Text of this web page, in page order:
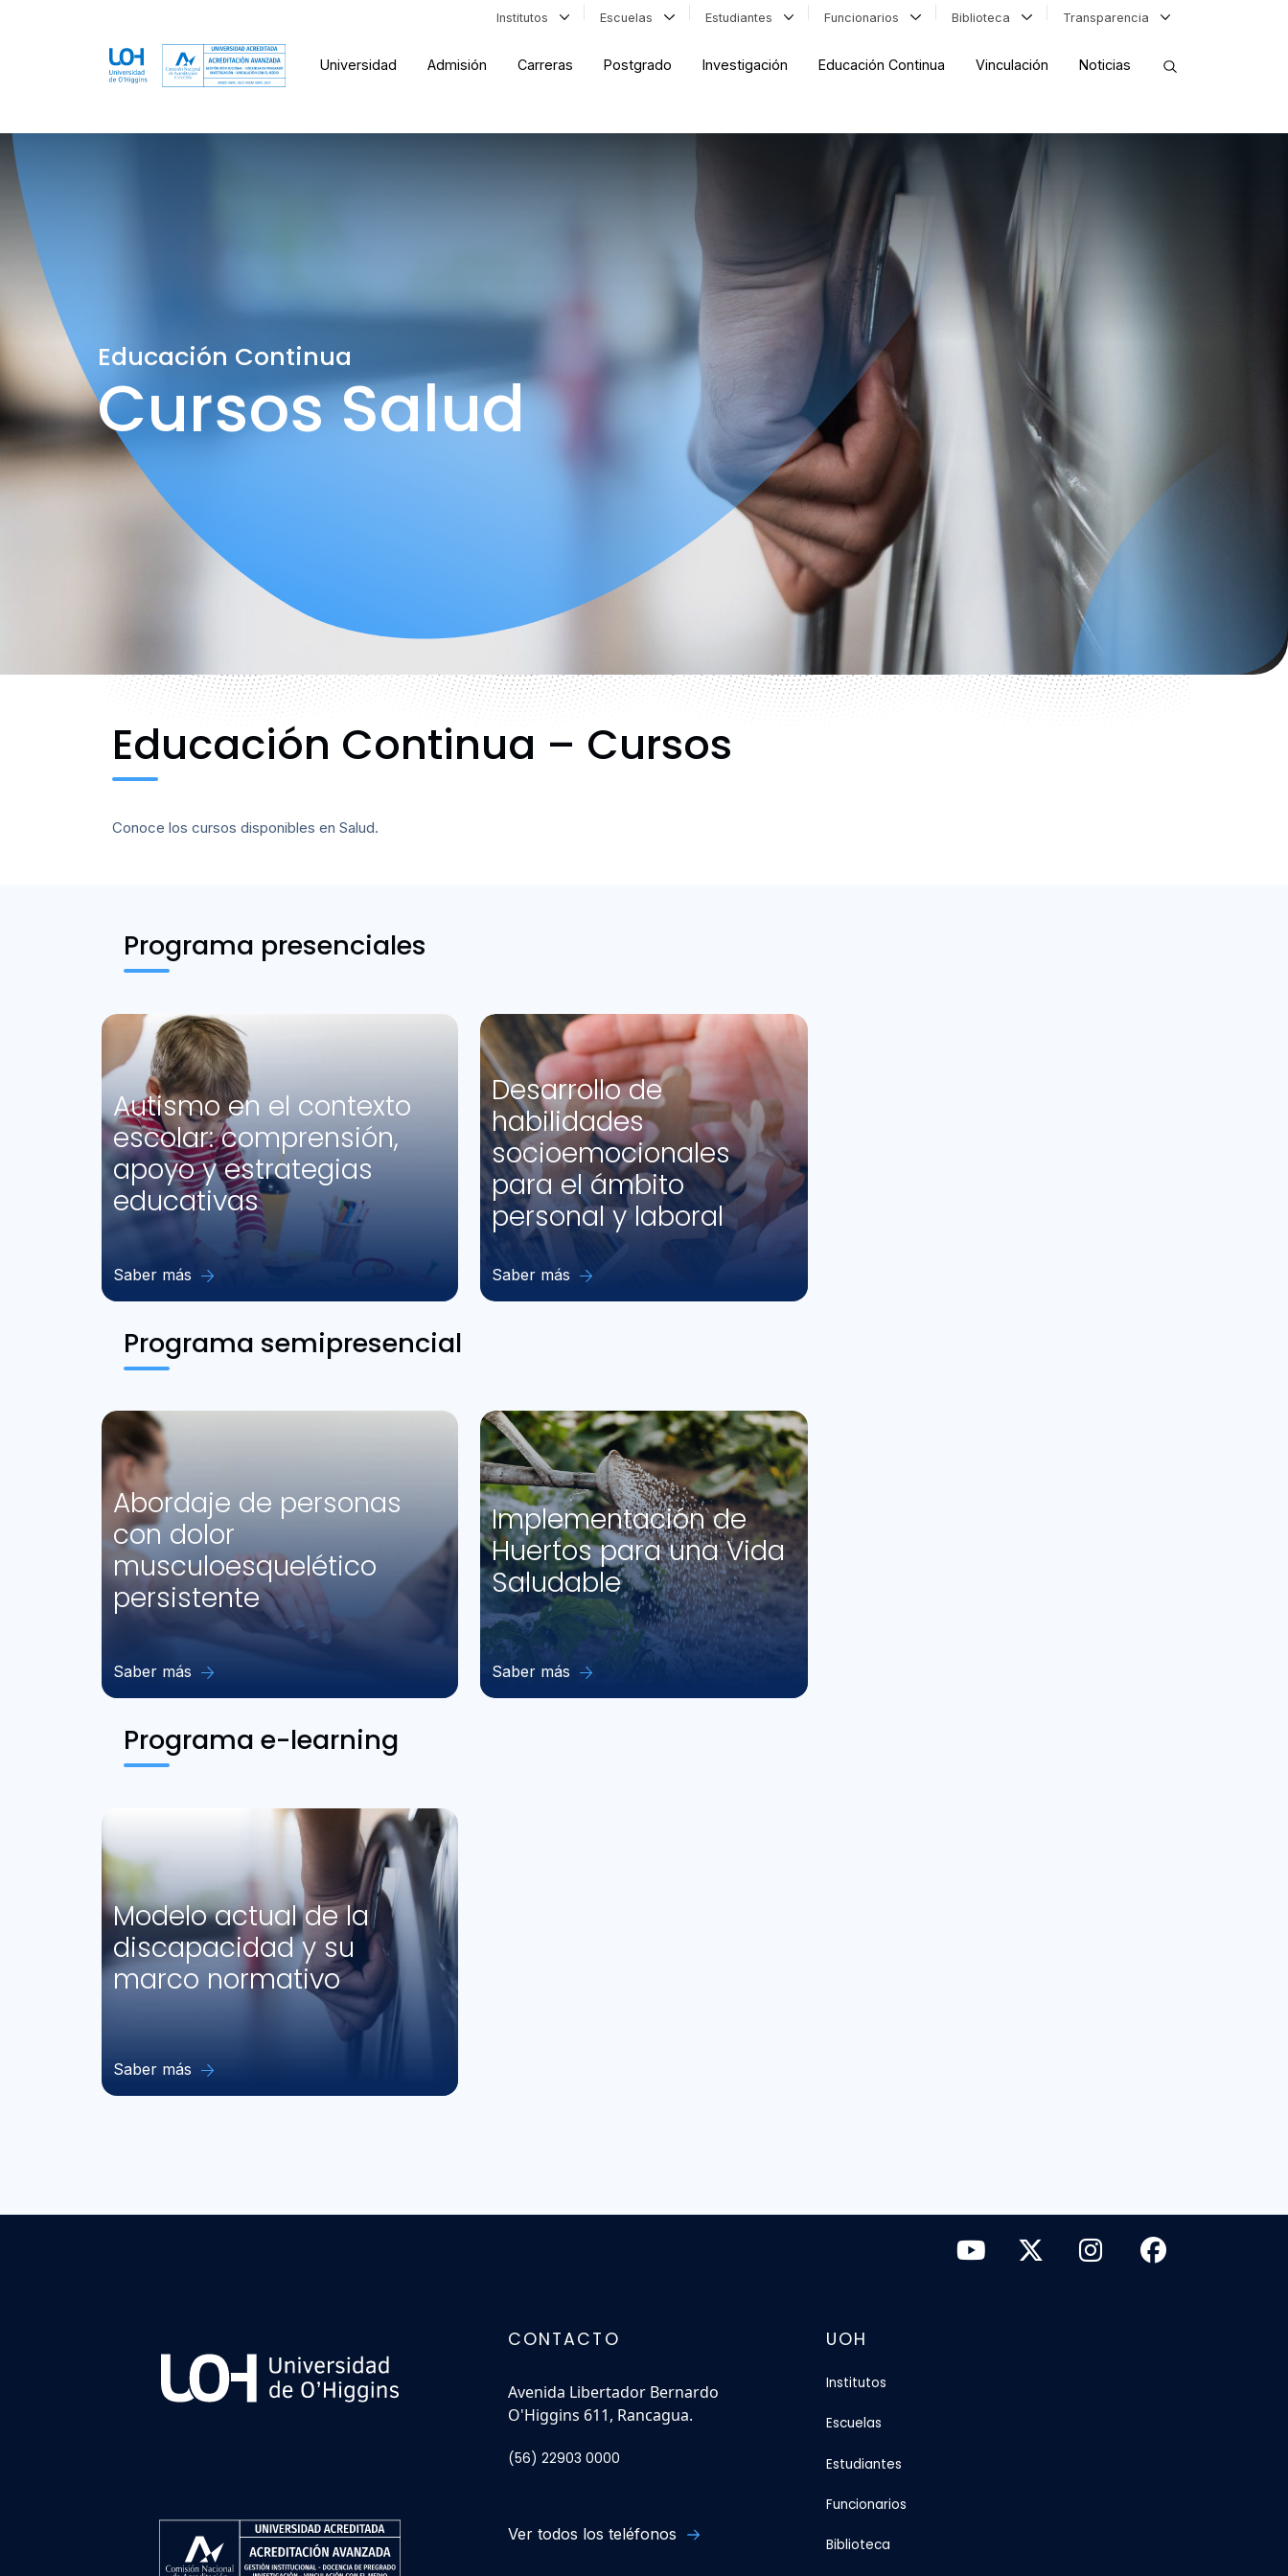
FILTRAR INFORMACIÓN
Institutos Escuelas Estudiantes Funcionarios Biblioteca Transparencia
Universidad Admisión Carreras Postgrado Investigación Educación Continua Vinculación Noticias
Educación Continua
Cursos Salud
Educación Continua – Cursos
Conoce los cursos disponibles en Salud.
Programa presenciales
Autismo en el contexto
escolar: comprensión,
apoyo y estrategias
educativas
Saber más
Desarrollo de
habilidades
socioemocionales
para el ámbito
personal y laboral
Saber más
Programa semipresencial
Abordaje de personas
con dolor
musculoesquelético
persistente
Saber más
Implementación de
Huertos para una Vida
Saludable
Saber más
Programa e-learning
Modelo actual de la
discapacidad y su
marco normativo
Saber más
CONTACTO
Avenida Libertador Bernardo
O'Higgins 611, Rancagua.
(56) 22903 0000
Ver todos los teléfonos
UOH
Institutos
Escuelas
Estudiantes
Funcionarios
Biblioteca